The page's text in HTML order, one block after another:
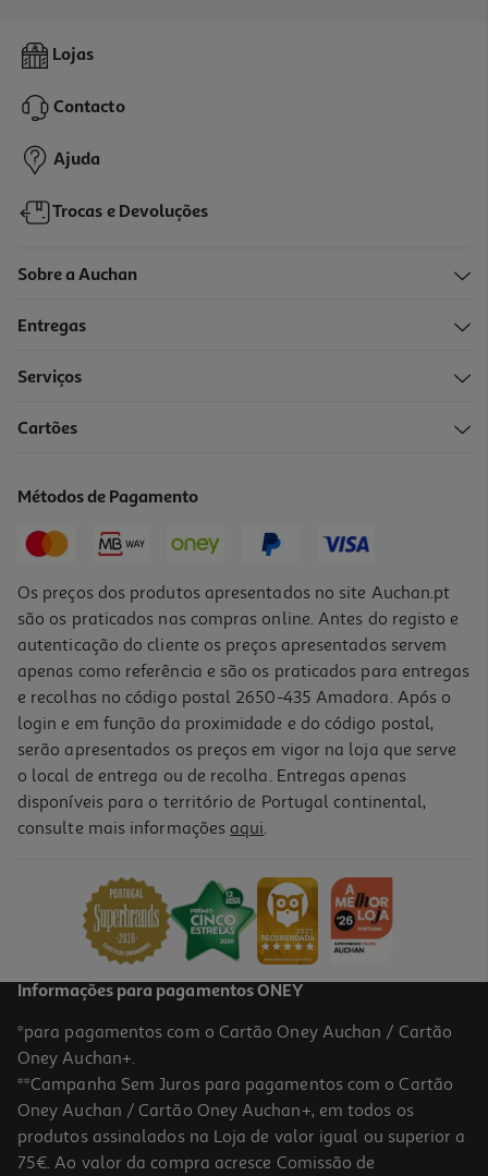
Snack Maltesers 300g
8,49 €
Chocolate M&m's Amendoim Single 45g
Lojas
Contacto
Ajuda
Trocas e Devoluções
Sobre a Auchan
Entregas
Serviços
Cartões
Métodos de Pagamento
Os preços dos produtos apresentados no site Auchan.pt
são os praticados nas compras online. Antes do registo e
autenticação do cliente os preços apresentados servem
apenas como referência e são os praticados para entregas
e recolhas no código postal 2650-435 Amadora. Após o
login e em função da proximidade e do código postal,
serão apresentados os preços em vigor na loja que serve
o local de entrega ou de recolha. Entregas apenas
disponíveis para o território de Portugal continental,
consulte mais informações aqui.
Informações para pagamentos ONEY
*para pagamentos com o Cartão Oney Auchan / Cartão
Oney Auchan+.
**Campanha Sem Juros para pagamentos com o Cartão
Oney Auchan / Cartão Oney Auchan+, em todos os
produtos assinalados na Loja de valor igual ou superior a
75€. Ao valor da compra acresce Comissão de